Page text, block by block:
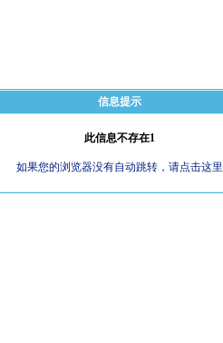
信息提示
此信息不存在1
如果您的浏览器没有自动跳转，请点击这里